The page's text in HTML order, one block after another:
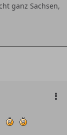
ganz Sachsen,